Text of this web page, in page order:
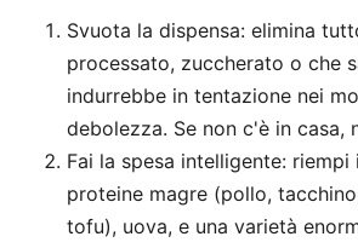
Svuota la dispensa: elimina
processato, zuccherato o che
indurrebbe in tentazione nei
debolezza. Se non c'è in casa,
Fai la spesa intelligente:
proteine magre (pollo,
tofu), uova, e una varietà